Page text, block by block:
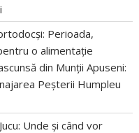
Perioada,
o alimentație
din Munții Apuseni:
Peșterii Humpleu
Unde și când vor